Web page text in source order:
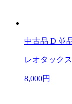
中古品 D 並
レオタック
8,000円